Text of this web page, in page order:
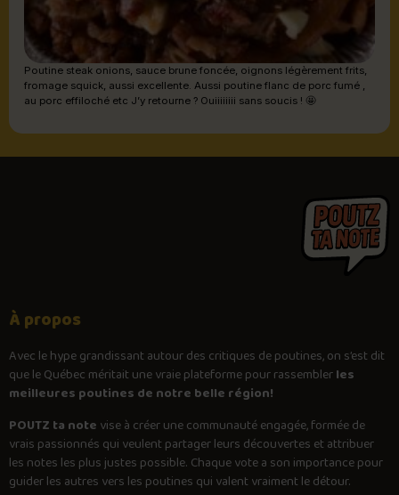
Poutine steak onions, sauce brune foncée, oignons légèrement frits,
fromage squick, aussi excellente. Aussi poutine flanc de porc fumé ,
au porc effiloché etc J’y retourne ? Ouiiiiiiii sans soucis ! 🤩
À propos
Avec lehypegrandissant autour des critiques de poutines, on s’est dit
que le Québec méritait une vraie plateforme pour rassemblerles
meilleures poutines de notre belle région!
POUTZ ta note vise à créer une communauté engagée, formée de
vrais passionnés qui veulent partager leurs découvertes et attribuer
les notes les plus justes possible. Chaque vote a son importance pour
guider les autres vers les poutines qui valent vraiment le détour.